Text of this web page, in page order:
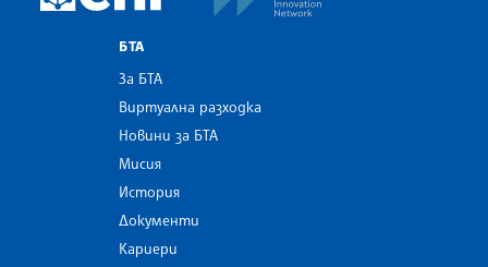
БТА
За БТА
Виртуална разходка
Новини за БТА
Мисия
История
Документи
Кариери